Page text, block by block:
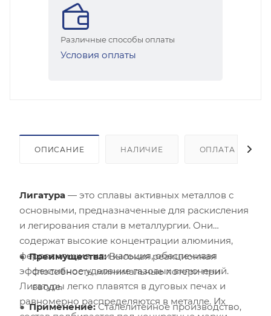
Различные способы оплаты
Условия оплаты
ОПИСАНИЕ НАЛИЧИЕ ОПЛАТА
Лигатура — это сплавы активных металлов с
основными, предназначенные для раскисления
и легирования стали в металлургии. Они
содержат высокие концентрации алюминия,
ферросилиция или кальция, обеспечивая
эффективное удаление газовых включений.
Лигатуры легко плавятся в дуговых печах и
равномерно распределяются в металле. Их
Преимущества:Высокая реакционная
способность, минимальные потери при
вводе.
Применение:Сталелитейное производство,